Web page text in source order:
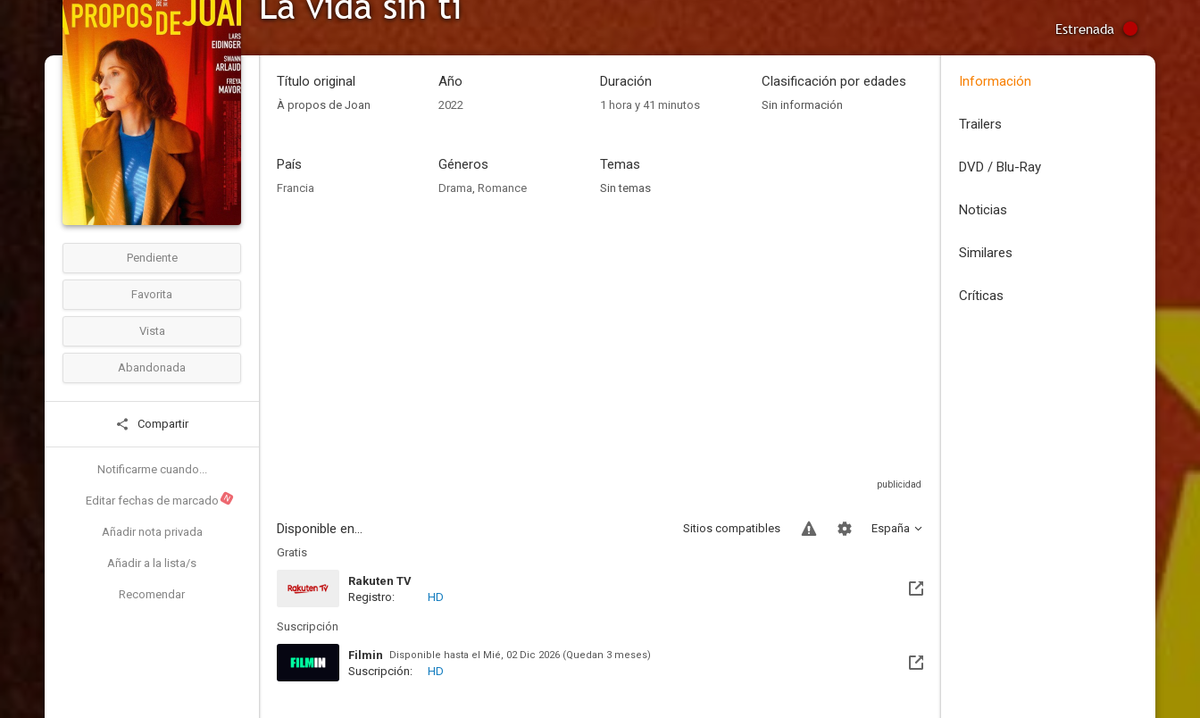
Estrenada
Pendiente
Favorita
Vista
Abandonada
Compartir
Notificarme cuando...
Editar fechas de marcado N
Añadir nota privada
Añadir a la lista/s
Recomendar
Título original
À propos de Joan
Año
2022
Duración
1 hora y 41 minutos
Clasificación por edades
Sin información
País
Francia
Géneros
Drama, Romance
Temas
Sin temas
Disponible en... España
Sitios compatibles
Gratis
Rakuten TV
Registro:
HD
Suscripción
Filmin Disponible hasta el Mié, 02 Dic 2026 (Quedan 3 meses)
Suscripción: HD
Información
Trailers
DVD / Blu-Ray
Noticias
Similares
Críticas